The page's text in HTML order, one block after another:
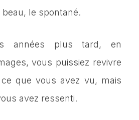
le spontané.
années plus tard, en
vous puissiez revivre
que vous avez vu, mais
avez ressenti.